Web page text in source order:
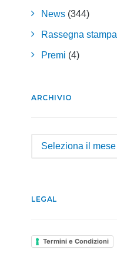
News (344)
Rassegna stampa
Premi (4)
ARCHIVIO
Archivio
LEGAL
Termini e Condizioni